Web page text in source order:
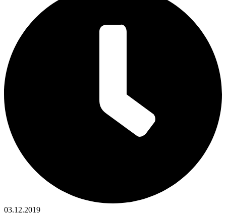
03.12.2019